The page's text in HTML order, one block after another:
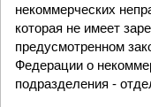
некоммерческих
которая не имеет
предусмотренном
Федерации о
подразделения -